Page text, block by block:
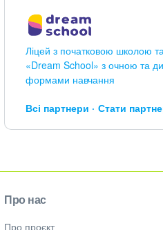
Ліцей з початковою школою та
«Dream School» з очною та
формами навчання
Всі партнери Стати
Про нас
Про проєкт